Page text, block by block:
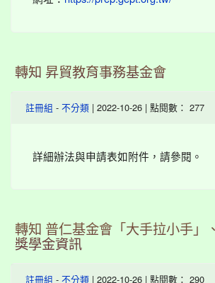
轉知 昇貿教育事務基金會
註冊組 - 不分類 | 2022-10-26 | 點閱數： 277
詳細辦法與申請表如附件，請參閱。
轉知 普仁基金會「大手拉小手」
獎學金資訊
註冊組 - 不分類 | 2022-10-26 | 點閱數： 290